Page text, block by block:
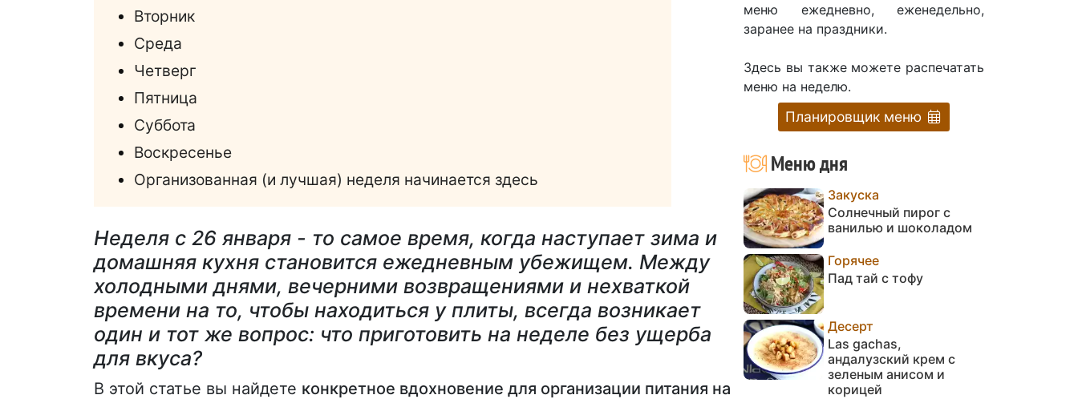
Вторник
Среда
Четверг
Пятница
Суббота
Воскресенье
Организованная (и лучшая) неделя начинается здесь
Неделя с 26 января - то самое время, когда наступает зима и
домашняя кухня становится ежедневным убежищем. Между
холодными днями, вечерними возвращениями и нехваткой
времени на то, чтобы находиться у плиты, всегда возникает
один и тот же вопрос: что приготовить на неделе без ущерба
для вкуса?
В этой статье вы найдете конкретное вдохновение для организации питания на
меню ежедневно, еженедельно,
заранее на праздники.
Здесь вы также можете распечатать
меню на неделю.
Планировщик меню
Меню дня
Закуска
Солнечный пирог с
ванилью и шоколадом
Горячее
Пад тай с тофу
Десерт
Las gachas,
андалузский крем с
зеленым анисом и
корицей